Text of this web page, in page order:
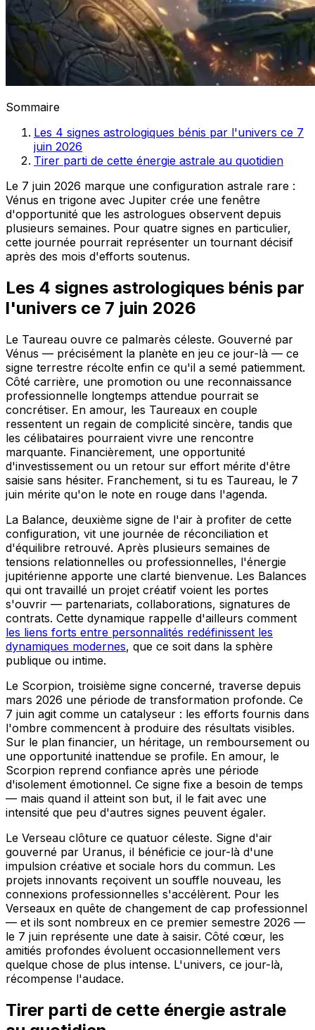
Sommaire
Les 4 signes astrologiques bénis par l'univers ce 7
juin 2026
Tirer parti de cette énergie astrale au quotidien
Le 7 juin 2026 marque une configuration astrale rare :
Vénus en trigone avec Jupiter crée une fenêtre
d'opportunité que les astrologues observent depuis
plusieurs semaines. Pour quatre signes en particulier,
cette journée pourrait représenter un tournant décisif
après des mois d'efforts soutenus.
Les 4 signes astrologiques bénis par
l'univers ce 7 juin 2026
Le Taureau ouvre ce palmarès céleste. Gouverné par
Vénus — précisément la planète en jeu ce jour-là — ce
signe terrestre récolte enfin ce qu'il a semé patiemment.
Côté carrière, une promotion ou une reconnaissance
professionnelle longtemps attendue pourrait se
concrétiser. En amour, les Taureaux en couple
ressentent un regain de complicité sincère, tandis que
les célibataires pourraient vivre une rencontre
marquante. Financièrement, une opportunité
d'investissement ou un retour sur effort mérite d'être
saisie sans hésiter. Franchement, si tu es Taureau, le 7
juin mérite qu'on le note en rouge dans l'agenda.
La Balance, deuxième signe de l'air à profiter de cette
configuration, vit une journée de réconciliation et
d'équilibre retrouvé. Après plusieurs semaines de
tensions relationnelles ou professionnelles, l'énergie
jupitérienne apporte une clarté bienvenue. Les Balances
qui ont travaillé un projet créatif voient les portes
s'ouvrir — partenariats, collaborations, signatures de
contrats. Cette dynamique rappelle d'ailleurs comment
les liens forts entre personnalités redéfinissent les
dynamiques modernes, que ce soit dans la sphère
publique ou intime.
Le Scorpion, troisième signe concerné, traverse depuis
mars 2026 une période de transformation profonde. Ce
7 juin agit comme un catalyseur : les efforts fournis dans
l'ombre commencent à produire des résultats visibles.
Sur le plan financier, un héritage, un remboursement ou
une opportunité inattendue se profile. En amour, le
Scorpion reprend confiance après une période
d'isolement émotionnel. Ce signe fixe a besoin de temps
— mais quand il atteint son but, il le fait avec une
intensité que peu d'autres signes peuvent égaler.
Le Verseau clôture ce quatuor céleste. Signe d'air
gouverné par Uranus, il bénéficie ce jour-là d'une
impulsion créative et sociale hors du commun. Les
projets innovants reçoivent un souffle nouveau, les
connexions professionnelles s'accélèrent. Pour les
Verseaux en quête de changement de cap professionnel
— et ils sont nombreux en ce premier semestre 2026 —
le 7 juin représente une date à saisir. Côté cœur, les
amitiés profondes évoluent occasionnellement vers
quelque chose de plus intense. L'univers, ce jour-là,
récompense l'audace.
Tirer parti de cette énergie astrale